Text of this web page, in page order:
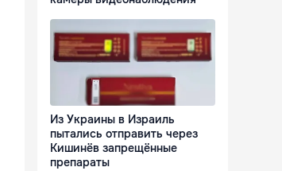
Из Украины в Израиль
пытались отправить через
Кишинёв запрещённые
препараты